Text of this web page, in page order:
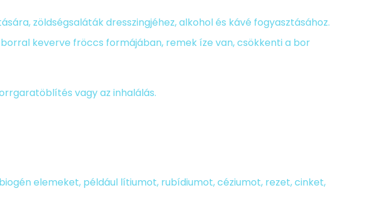
zöldségsaláták dresszingjéhez, alkohol és kávé fogyasztásához.
borral keverve fröccs formájában, remek íze van, csökkenti a bor
vagy az inhalálás.
elemeket, például lítiumot, rubídiumot, céziumot, rezet, cinket,